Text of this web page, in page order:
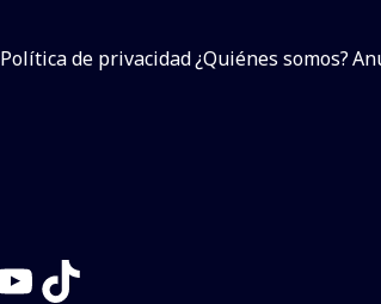
Política de privacidad¿Quiénes somos?
TikTok